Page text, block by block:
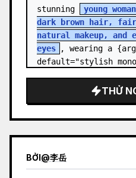
stunning
young
dark brown hair,
natural makeup, and
eyes
, wearing a
default="stylish
THỬ
BỞI@李岳